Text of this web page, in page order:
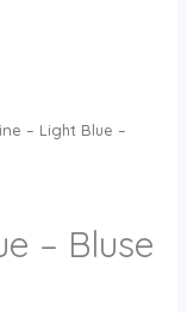
– Light Blue –
– Bluse